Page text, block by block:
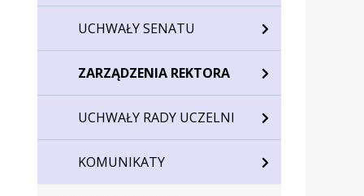
UCHWAŁY SENATU
ZARZĄDZENIA REKTORA
UCHWAŁY RADY UCZELNI
KOMUNIKATY